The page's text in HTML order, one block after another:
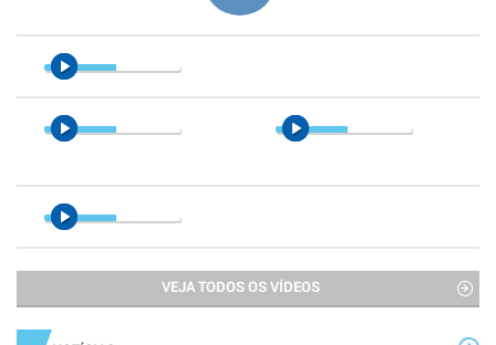
VEJA TODOS OS VÍDEOS